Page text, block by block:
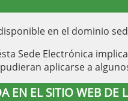
en el dominio
Sede Electrónica
aplicarse a
EL SITIO WEB DE